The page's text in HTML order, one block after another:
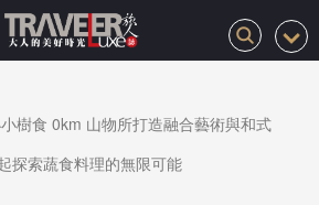
樹食 0km 山物所打造融合藝術與和式
探索蔬食料理的無限可能